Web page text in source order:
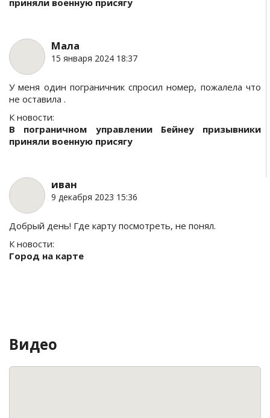
приняли военную присягу
Мала
15 января 2024 18:37
У меня один пограничник спросил номер, пожалела что
не оставила .
К новости:
В пограничном управлении Бейнеу призывники
приняли военную присягу
иван
9 декабря 2023 15:36
Добрый день! Где карту посмотреть, не понял.
К новости:
Город на карте
Видео